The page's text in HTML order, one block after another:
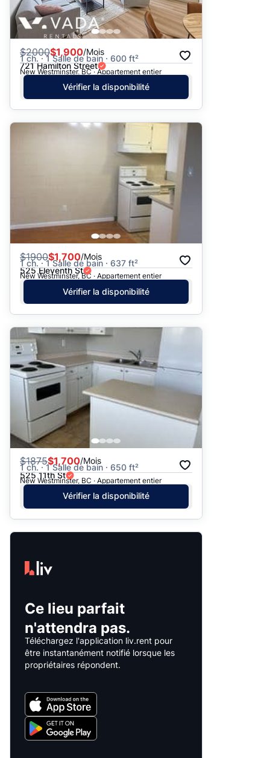
$2000$1,900/Mois
1 ch. · 1 Salle de bain · 600 ft²
721 Hamilton Street
New Westminster, BC · Appartement entier
Vérifier la disponibilité
$1900$1,700/Mois
1 ch. · 1 Salle de bain · 637 ft²
525 Eleventh St
New Westminster, BC · Appartement entier
Vérifier la disponibilité
$1875$1,700/Mois
1 ch. · 1 Salle de bain · 650 ft²
525 11th St
New Westminster, BC · Appartement entier
Vérifier la disponibilité
Ce lieu parfait
n'attendra pas.
Téléchargez l'application liv.rent pour
être instantanément notifié lorsque les
propriétaires répondent.